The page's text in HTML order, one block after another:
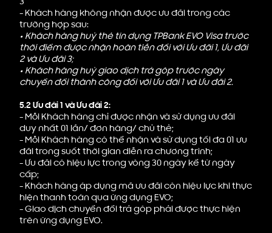
- Khách hàng không nhận được ưu đãi trong các
trường hợp sau:
• Khách hàng huỷ thẻ tín dụng TPBank EVO Visa trước
thời điểm được nhận hoàn tiền đối với Ưu đãi 1, Ưu đãi
2 và Ưu đãi 3;
• Khách hàng huỷ giao dịch trả góp trước ngày
chuyển đổi thành công đối với Ưu đãi 1 và Ưu đãi 2.
5.2 Ưu đãi 1 và Ưu đãi 2:
- Mỗi Khách hàng chỉ được nhận và sử dụng ưu đãi
duy nhất 01 lần/ đơn hàng/ chủ thẻ;
- Mỗi Khách hàng có thể nhận và sử dụng tối đa 01 ưu
đãi trong suốt thời gian diễn ra chương trình;
- Ưu đãi có hiệu lực trong vòng 30 ngày kể từ ngày
cấp;
- Khách hàng áp dụng mã ưu đãi còn hiệu lực khi thực
hiện thanh toán qua ứng dụng EVO;
- Giao dịch chuyển đổi trả góp phải được thực hiện
trên ứng dụng EVO.